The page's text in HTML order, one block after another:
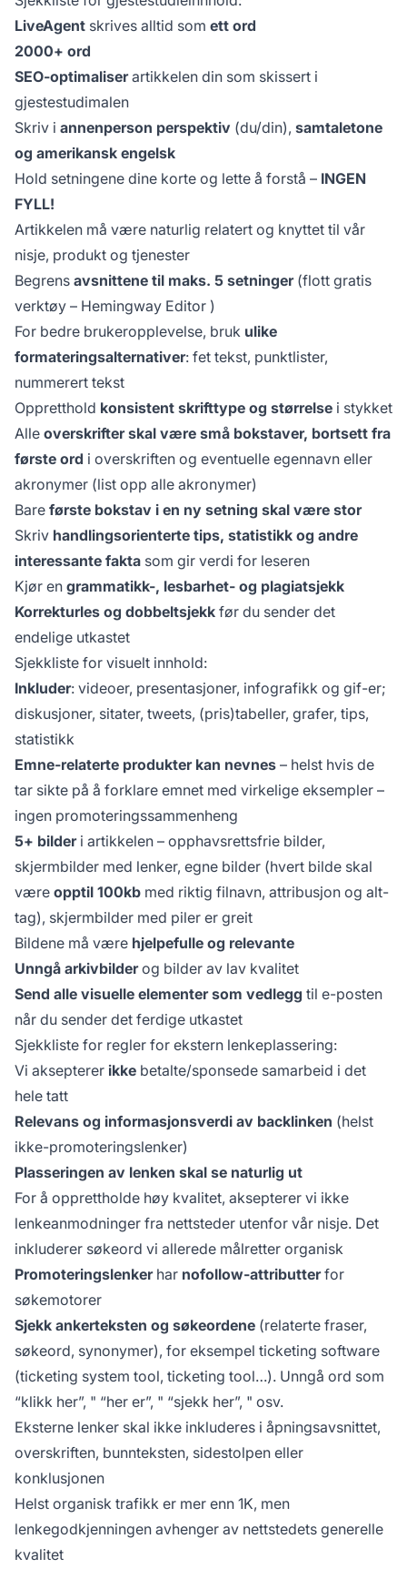
LiveAgent skrives alltid som ett ord
2000+ ord
SEO-optimaliserartikkelen din som skissert i
gjestestudimalen
Skriv i annenperson perspektiv (du/din), samtaletone
og amerikansk engelsk
Hold setningene dine korte og lette å forstå – INGEN
FYLL!
Artikkelen må være naturlig relatert og knyttet til vår
nisje, produkt og tjenester
Begrens avsnittene til maks. 5 setninger(flott gratis
verktøy – Hemingway Editor )
For bedre brukeropplevelse, bruk ulike
formateringsalternativer: fet tekst, punktlister,
nummerert tekst
Oppretthold konsistent skrifttype og størrelse i stykket
Alle overskrifter skal være små bokstaver, bortsett fra
første ord i overskriften og eventuelle egennavn eller
akronymer (list opp alle akronymer)
Bare første bokstav i en ny setning skal være stor
Skriv handlingsorienterte tips, statistikk og andre
interessante fakta som gir verdi for leseren
Kjør en grammatikk-, lesbarhet- og plagiatsjekk
Korrekturles og dobbeltsjekk før du sender det
endelige utkastet
Sjekkliste for visuelt innhold:
Inkluder: videoer, presentasjoner, infografikk og gif-er;
diskusjoner, sitater, tweets, (pris)tabeller, grafer, tips,
statistikk
Emne-relaterte produkter kan nevnes – helst hvis de
tar sikte på å forklare emnet med virkelige eksempler –
ingen promoteringssammenheng
5+ bilderi artikkelen – opphavsrettsfrie bilder,
skjermbilder med lenker, egne bilder (hvert bilde skal
være opptil 100kb med riktig filnavn, attribusjon og alt-
tag), skjermbilder med piler er greit
Bildene må være hjelpefulle og relevante
Unngå arkivbilderog bilder av lav kvalitet
Send alle visuelle elementer som vedlegg til e-posten
når du sender det ferdige utkastet
Sjekkliste for regler for ekstern lenkeplassering:
Vi aksepterer ikke betalte/sponsede samarbeid i det
hele tatt
Relevans og informasjonsverdi av backlinken (helst
ikke-promoteringslenker)
Plasseringen av lenken skal se naturlig ut
For å opprettholde høy kvalitet, aksepterer vi ikke
lenkeanmodninger fra nettsteder utenfor vår nisje. Det
inkluderer søkeord vi allerede målretter organisk
Promoteringslenkerhar nofollow-attributterfor
søkemotorer
Sjekk ankerteksten og søkeordene (relaterte fraser,
søkeord, synonymer), for eksempel ticketing software
(ticketing system tool, ticketing tool…). Unngå ord som
“klikk her”, " “her er”, " “sjekk her”, " osv.
Eksterne lenker skal ikke inkluderes i åpningsavsnittet,
overskriften, bunnteksten, sidestolpen eller
konklusjonen
Helst organisk trafikk er mer enn 1K, men
lenkegodkjenningen avhenger av nettstedets generelle
kvalitet